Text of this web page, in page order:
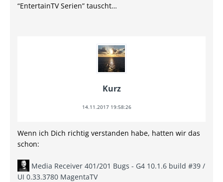
“EntertainTV Serien” tauscht…
Kurz
14.11.2017 19:58:26
Wenn ich Dich richtig verstanden habe, hatten wir das
schon:
Media Receiver 401/201 Bugs - G4 10.1.6 build #39 /
UI 0.33.3780 MagentaTV